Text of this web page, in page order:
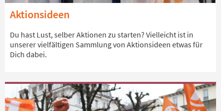
Aktionsideen
Du hast Lust, selber Aktionen zu starten? Vielleicht ist in
unserer vielfältigen Sammlung von Aktionsideen etwas für
Dich dabei.